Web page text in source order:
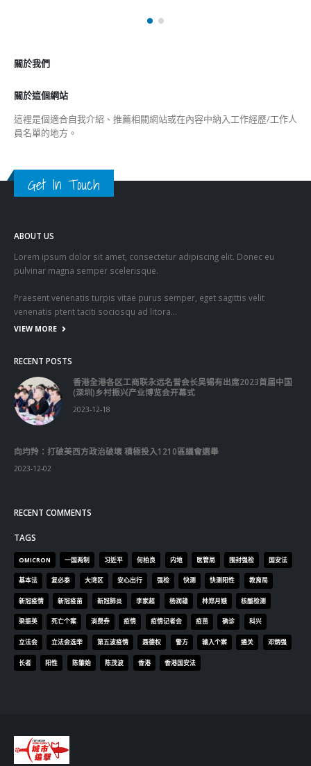
關於我們
關於這個網站
這裡是個適合自我介紹、推薦相關網站或在內容中納入工作經歷/工作人
員名單的地方。
Get In Touch
ABOUT US
Lorem ipsum dolor sit amet, consectetur adipiscing elit. Donec eu
pulvinar magna semper scelerisque.
Praesent venenatis turpis vitae purus semper, eget sagittis velit
venenatis ptent taciti sociosqu ad litora…
VIEW MORE
RECENT POSTS
香港全港各区工商联永远名誉会长吴锡有出席2023首届中国
(深圳)乡村振兴产业博览会开幕式
2023-12-18
向均羚：打破美西方政治破壞 積極投入1210區議會選舉
2023-12-02
RECENT COMMENTS
TAGS
OMICRON 一国两制 习近平 何柏良 内地 医管局 围封强检 国安法
基本法 复必泰 大湾区 安心出行 强检 快测 快测阳性 教育局
新冠疫情 新冠疫苗 新冠肺炎 李家超 杨润雄 林郑月娥 核酸检测
梁振英 死亡个案 消费券 疫情 疫情记者会 疫苗 确诊 科兴
立法会 立法会选举 第五波疫情 聂德权 警方 输入个案 通关 邓炳强
长者 阳性 陈肇始 陈茂波 香港 香港国安法